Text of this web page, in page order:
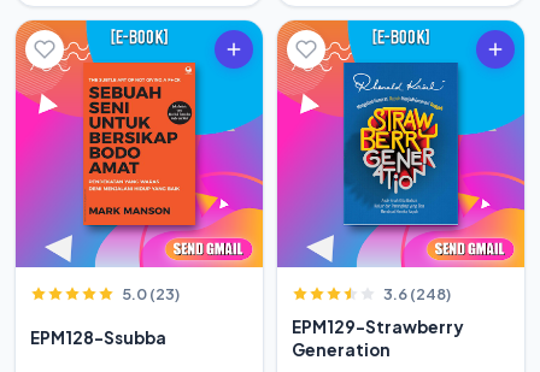
5.0 (23)
EPM128-Ssubba
3.6 (248)
EPM129-Strawberry
Generation